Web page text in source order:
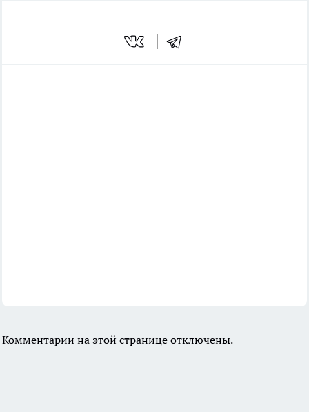
Комментарии на этой странице отключены.